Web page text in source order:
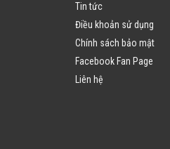
Tin tức
Điều khoản sử dụng
Chính sách bảo mật
Facebook Fan Page
Liên hệ